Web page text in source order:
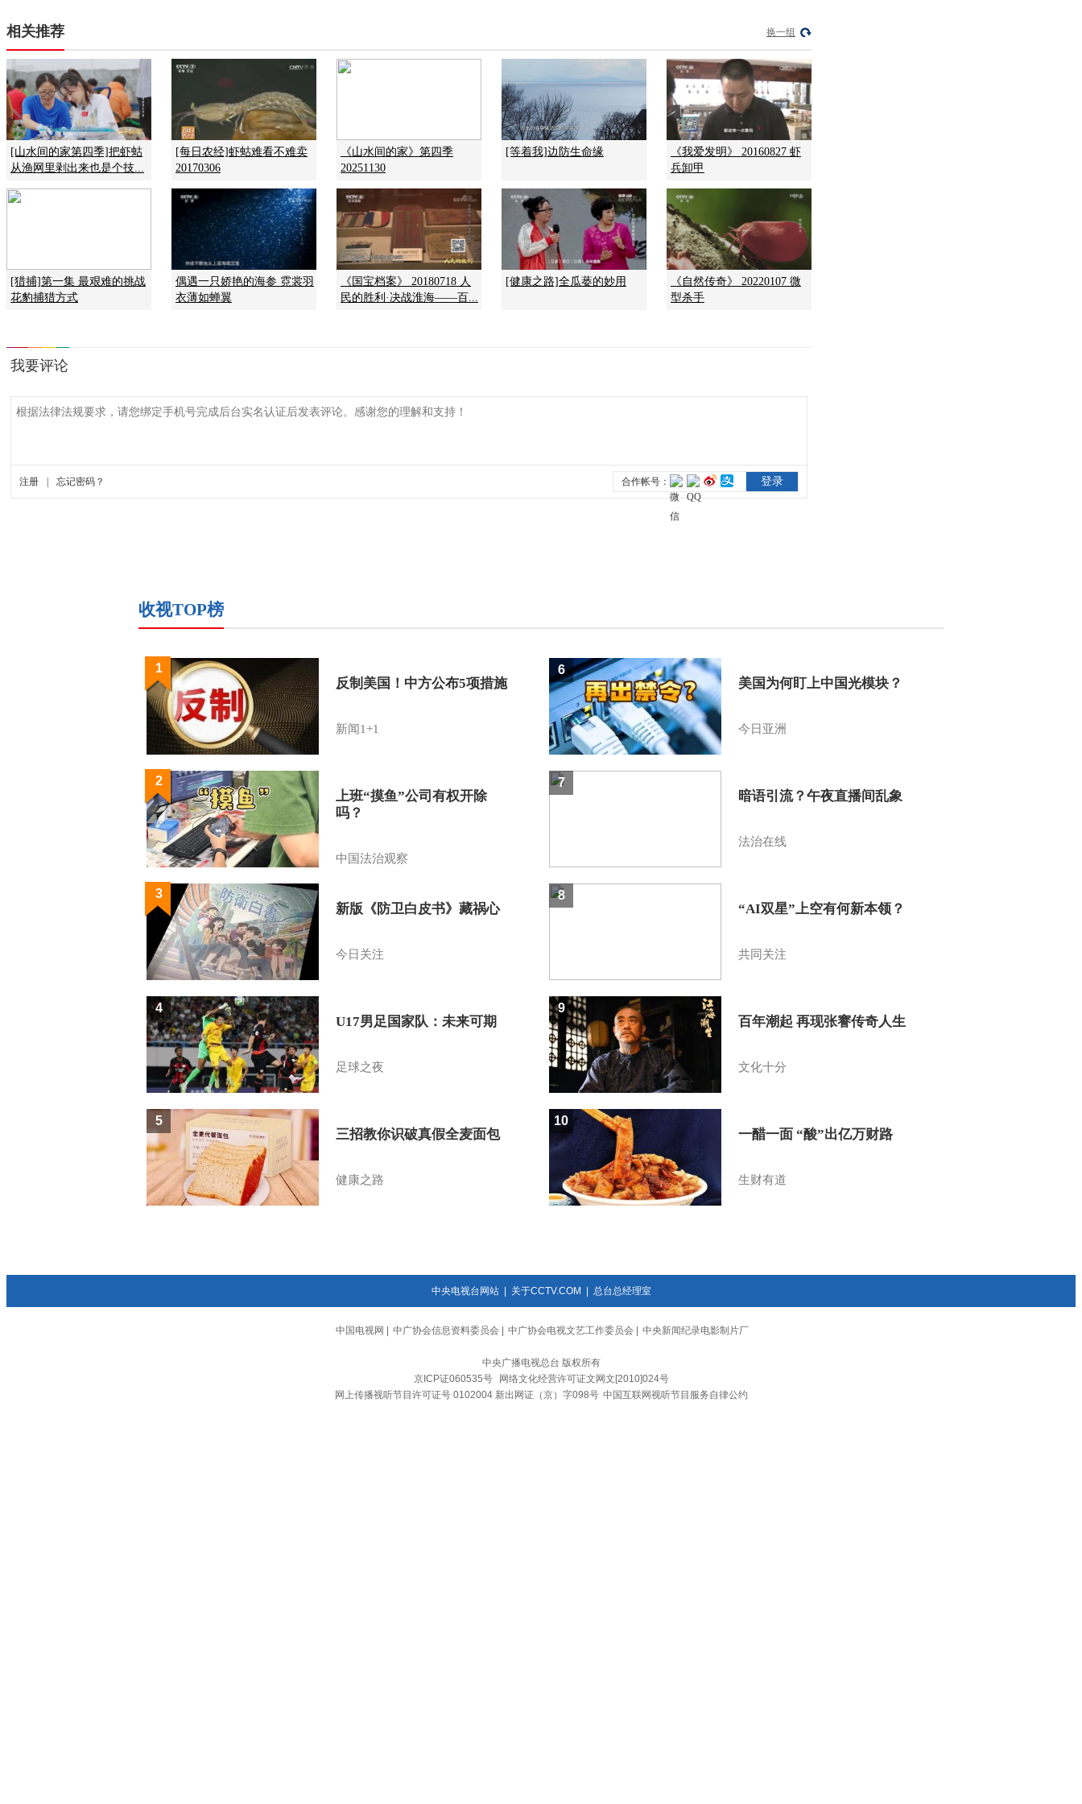
相关推荐 换一组
[山水间的家第四季]把虾蛄
从渔网里剥出来也是个技...
[每日农经]虾蛄难看不难卖
20170306
《山水间的家》第四季
20251130
[等着我]边防生命缘
《我爱发明》 20160827 虾
兵卸甲
[猎捕]第一集 最艰难的挑战
花豹捕猎方式
偶遇一只娇艳的海参 霓裳羽
衣薄如蝉翼
《国宝档案》 20180718 人
民的胜利·决战淮海——百...
[健康之路]全瓜蒌的妙用
《自然传奇》 20220107 微
型杀手
收视TOP榜
反制美国！中方公布5项措施
新闻1+1
1
上班“摸鱼”公司有权开除
吗？
中国法治观察
2
新版《防卫白皮书》藏祸心
今日关注
3
U17男足国家队：未来可期
足球之夜
4
三招教你识破真假全麦面包
健康之路
5
美国为何盯上中国光模块？
今日亚洲
6
暗语引流？午夜直播间乱象
法治在线
7
“AI双星”上空有何新本领？
共同关注
8
百年潮起 再现张謇传奇人生
文化十分
9
一醋一面 “酸”出亿万财路
生财有道
10
中央电视台网站| 关于CCTV.COM 总台总经理室
中国电视网 中广协会信息资料委员会 中广协会电视文艺工作委员会 中央新闻纪录电影制片厂
中央广播电视总台 版权所有
京ICP证060535号
网络文化经营许可证文网文[2010]024号
网上传播视听节目许可证号 0102004 新出网证（京）字098号 中国互联网视听节目服务自律公约